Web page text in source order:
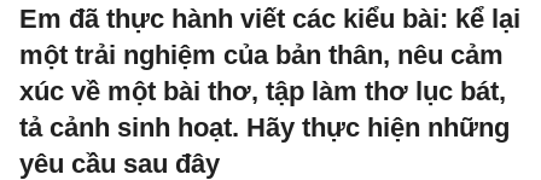
Em đã thực hành viết các kiểu bài: kể lại
một trải nghiệm của bản thân, nêu cảm
xúc về một bài thơ, tập làm thơ lục bát,
tả cảnh sinh hoạt. Hãy thực hiện những
yêu cầu sau đây